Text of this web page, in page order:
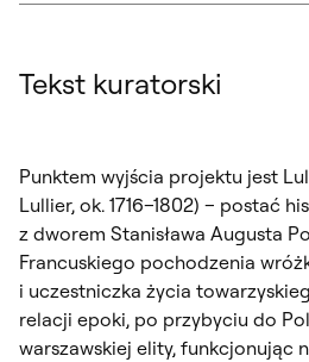
Tekst kuratorski
Punktem wyjścia projektu jest
Lullier, ok. 1716–1802) – postać
z dworem Stanisława Augusta
Francuskiego pochodzenia
i uczestniczka życia
relacji epoki, po przybyciu do
warszawskiej elity, funkcjonując